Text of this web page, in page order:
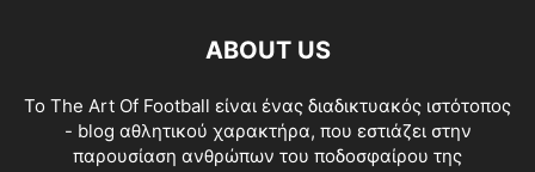
ABOUT US
Το The Art Of Football είναι ένας διαδικτυακός ιστότοπος
- blog αθλητικού χαρακτήρα, που εστιάζει στην
παρουσίαση ανθρώπων του ποδοσφαίρου της